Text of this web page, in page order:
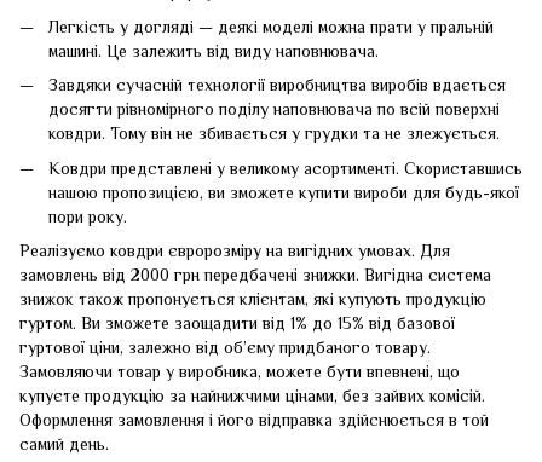
Легкість у догляді — деякі моделі можна прати у пральній
машині. Це залежить від виду наповнювача.
Завдяки сучасній технології виробництва виробів вдається
досягти рівномірного поділу наповнювача по всій поверхні
ковдри. Тому він не збивається у грудки та не злежується.
Ковдри представлені у великому асортименті. Скориставшись
нашою пропозицією, ви зможете купити вироби для будь-якої
пори року.
Реалізуємо ковдри євророзміру на вигідних умовах. Для
замовлень від 2000 грн передбачені знижки. Вигідна система
знижок також пропонується клієнтам, які купують продукцію
гуртом. Ви зможете заощадити від 1% до 15% від базової
гуртової ціни, залежно від об’єму придбаного товару.
Замовляючи товар у виробника, можете бути впевнені, що
купуєте продукцію за найнижчими цінами, без зайвих комісій.
Оформлення замовлення і його відправка здійснюється в той
самий день.